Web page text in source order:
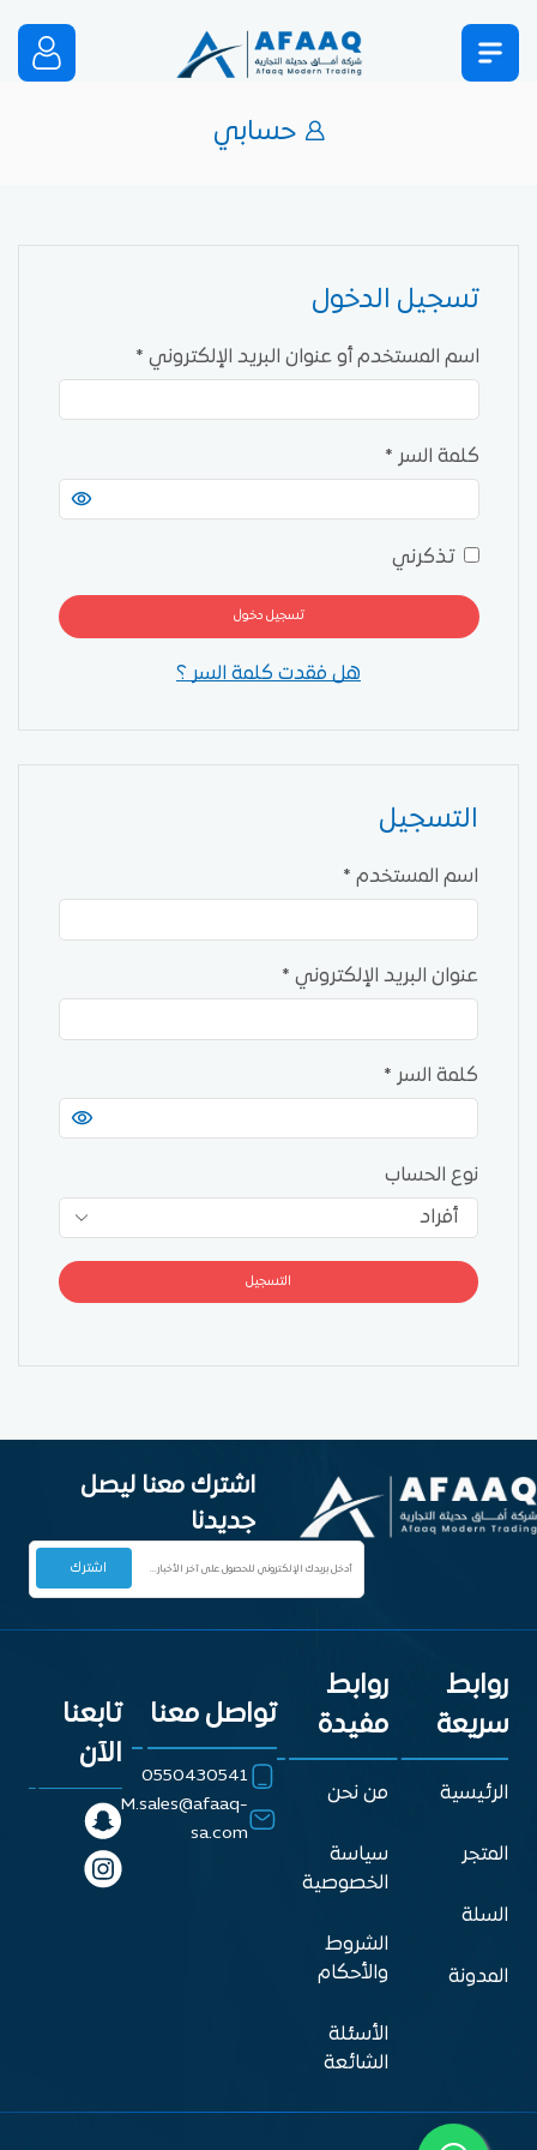
حسابي
تسجيل الدخول
اسم المستخدم أو عنوان البريد الإلكتروني *
كلمة السر *
تذكرني
تسجيل دخول
هل فقدت كلمة السر ؟
التسجيل
اسم المستخدم *
عنوان البريد الإلكتروني *
كلمة السر *
نوع الحساب
التسجيل
اشترك معنا ليصل
جديدنا
روابط
سريعة
الرئيسية
المتجر
السلة
المدونة
روابط
مفيدة
من نحن
سياسة
الخصوصية
الشروط
والأحكام
الأسئلة
الشائعة
تواصل معنا
0550430541
M.sales@afaaq-
sa.com
تابعنا
الآن